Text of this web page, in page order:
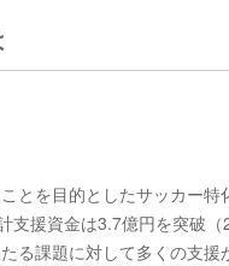
とを目的としたサッカー
支援資金は3.7億円を突破
る課題に対して多くの支援